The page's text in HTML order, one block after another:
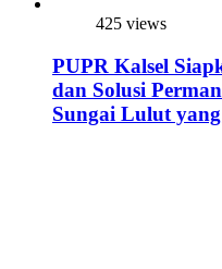
425 views
PUPR Kalsel
dan Solusi
Sungai Lulut